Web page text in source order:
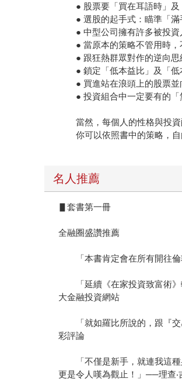
● 股票要「買在耳語時」及
● 選股的起手式：瞄準「滿
● 中型公司擁有許多被投資
● 當原本的策略不管用時，
● 跟狂熱群眾對作的逆向思
● 鎖定「低本益比」及「低
● 買進站在浪頭上的股票並
● 投資組合中一定要有的「
當然，每個人的性格與投資
你可以依照書中的策略，自
名人推薦
▋套書第一冊
全融圈盛讚推薦
「本書肯定會在所有開往倫
「延續《在家投資致富術》
大金融投資網站
「就如羅比所說的，跟『交
彩評論
「不僅是新手，就連我這種
更是令人嘆為觀止！」──理查‧